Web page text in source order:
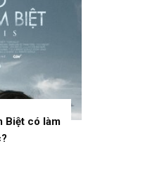
Biệt có làm